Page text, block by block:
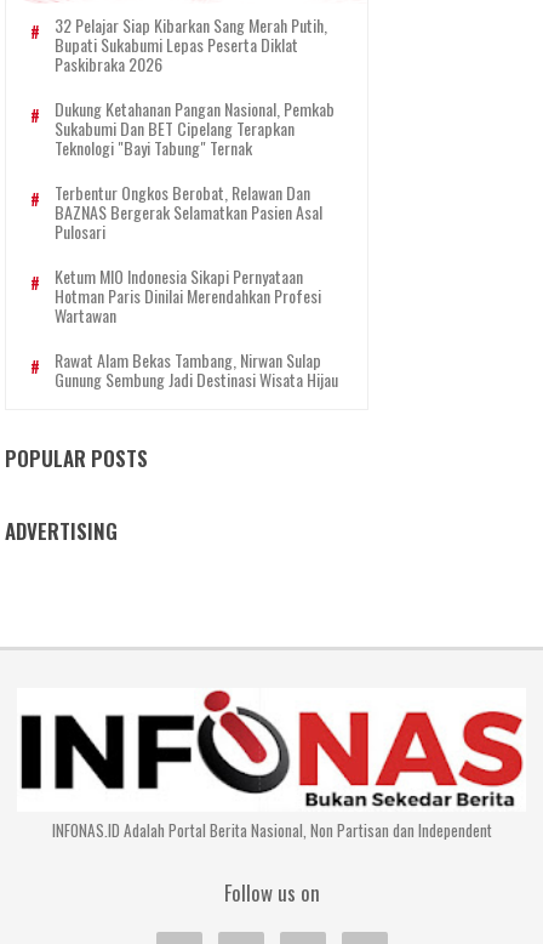
32 Pelajar Siap Kibarkan Sang Merah Putih,
Bupati Sukabumi Lepas Peserta Diklat
Paskibraka 2026
Dukung Ketahanan Pangan Nasional, Pemkab
Sukabumi Dan BET Cipelang Terapkan
Teknologi "Bayi Tabung" Ternak
Terbentur Ongkos Berobat, Relawan Dan
BAZNAS Bergerak Selamatkan Pasien Asal
Pulosari
Ketum MIO Indonesia Sikapi Pernyataan
Hotman Paris Dinilai Merendahkan Profesi
Wartawan
Rawat Alam Bekas Tambang, Nirwan Sulap
Gunung Sembung Jadi Destinasi Wisata Hijau
POPULAR POSTS
ADVERTISING
INFONAS.ID Adalah Portal Berita Nasional, Non Partisan dan Independent
Follow us on